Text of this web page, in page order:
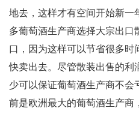
地去，这样才有空间开始新一
多葡萄酒生产商选择大宗出口
口，因为这样可以节省很多时
快卖出去。尽管散装出售的利
少可以保证葡萄酒生产商不会
前是欧洲最大的葡萄酒生产商